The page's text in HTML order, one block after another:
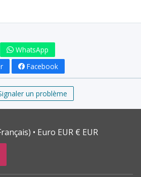
WhatsApp
Facebook
un problème
Euro EUR € EUR